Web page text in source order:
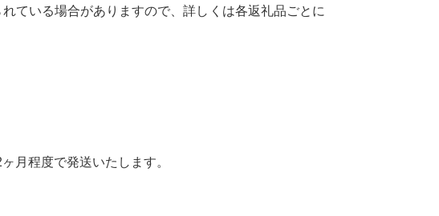
ている場合がありますので、詳しくは各返礼品ごとに
月程度で発送いたします。